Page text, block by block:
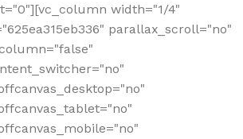
width="1/4"
parallax_scroll="no"